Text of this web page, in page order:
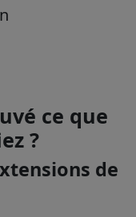
ce que
?
de